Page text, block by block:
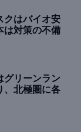
クはバイオ安
は対策の不備
グリーンラン
、北極圏に各